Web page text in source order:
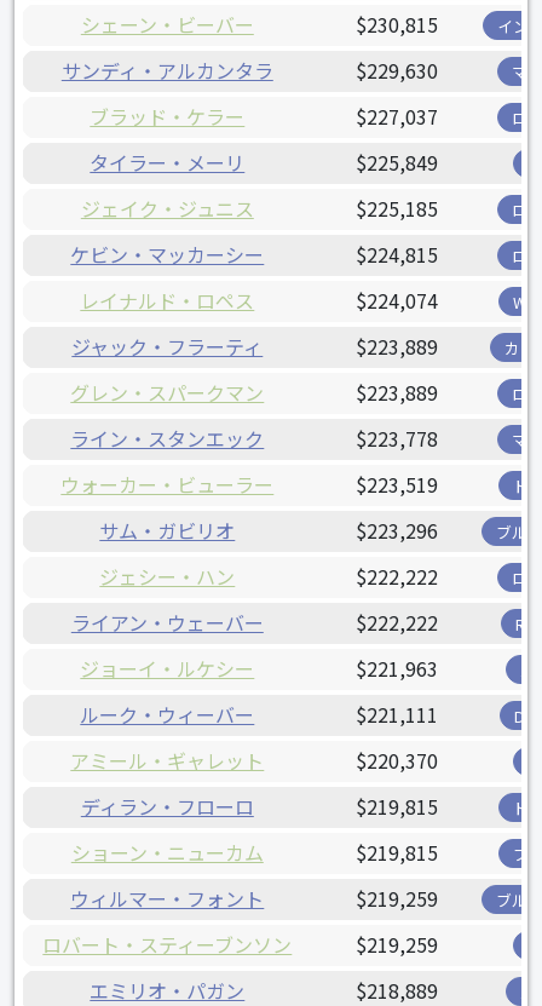
シェーン・ビーバー $230,815 イン
サンディ・アルカンタラ $229,630 マ
ブラッド・ケラー $227,037 ロ
タイラー・メーリ $225,849
ジェイク・ジュニス $225,185 ロ
ケビン・マッカーシー $224,815 ロ
レイナルド・ロペス $224,074 W
ジャック・フラーティ $223,889 カー
グレン・スパークマン $223,889 ロ
ライン・スタンエック $223,778 マ
ウォーカー・ビューラー $223,519 ド
サム・ガビリオ $223,296 ブル
ジェシー・ハン $222,222 ロ
ライアン・ウェーバー $222,222 R
ジョーイ・ルケシー $221,963
ルーク・ウィーバー $221,111 D
アミール・ギャレット $220,370
ディラン・フローロ $219,815 ド
ショーン・ニューカム $219,815 ブ
ウィルマー・フォント $219,259 ブル
ロバート・スティーブンソン $219,259
エミリオ・パガン $218,889